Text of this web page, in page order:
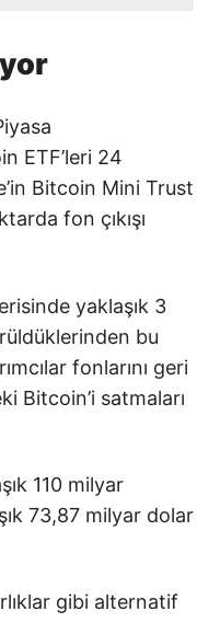
ETF’leri 24
Bitcoin Mini Trust
fon çıkışı
yaklaşık 3
bu
fonlarını geri
Bitcoin’i satmaları
110 milyar
73,87 milyar dolar
gibi alternatif